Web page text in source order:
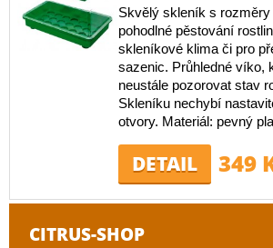
Skvělý skleník s
pohodlné pěstování
skleníkové klima či pro
sazenic. Průhledné víko,
neustále pozorovat stav
Skleníku nechybí
otvory. Materiál: pevný
DETAIL 349
CITRUS-SHOP